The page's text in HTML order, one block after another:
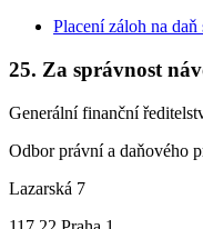
Placení záloh na
25. Za správnost
Generální finanční
Odbor právní a daňového
Lazarská 7